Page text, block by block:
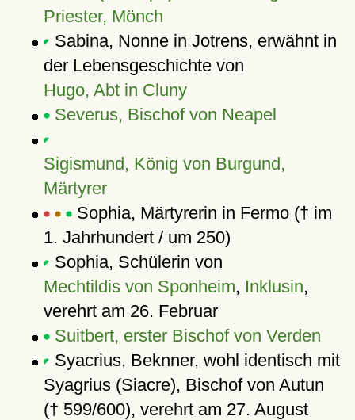
Priester, Mönch
Sabina, Nonne in Jotrens, erwähnt in
der Lebensgeschichte von
Hugo, Abt in Cluny
Severus, Bischof von Neapel
Sigismund, König von Burgund,
Märtyrer
Sophia, Märtyrerin in Fermo († im
1. Jahrhundert / um 250)
Sophia, Schülerin von
Mechtildis von Sponheim, Inklusin,
verehrt am 26. Februar
Suitbert, erster Bischof von Verden
Syacrius, Beknner, wohl identisch mit
Syagrius (Siacre), Bischof von Autun
(† 599/600), verehrt am 27. August